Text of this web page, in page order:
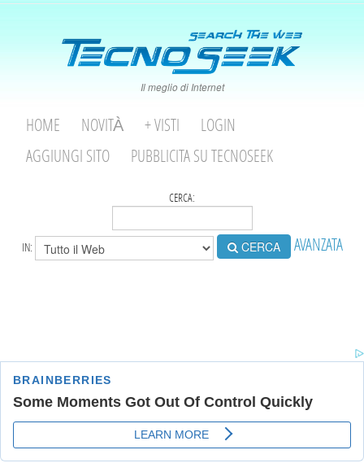
Il meglio di Internet
HOME NOVITÀ + VISTI
LOGIN
AGGIUNGI SITO
PUBBLICITA SU TECNOSEEK
CERCA:
IN: CERCA AVANZATA